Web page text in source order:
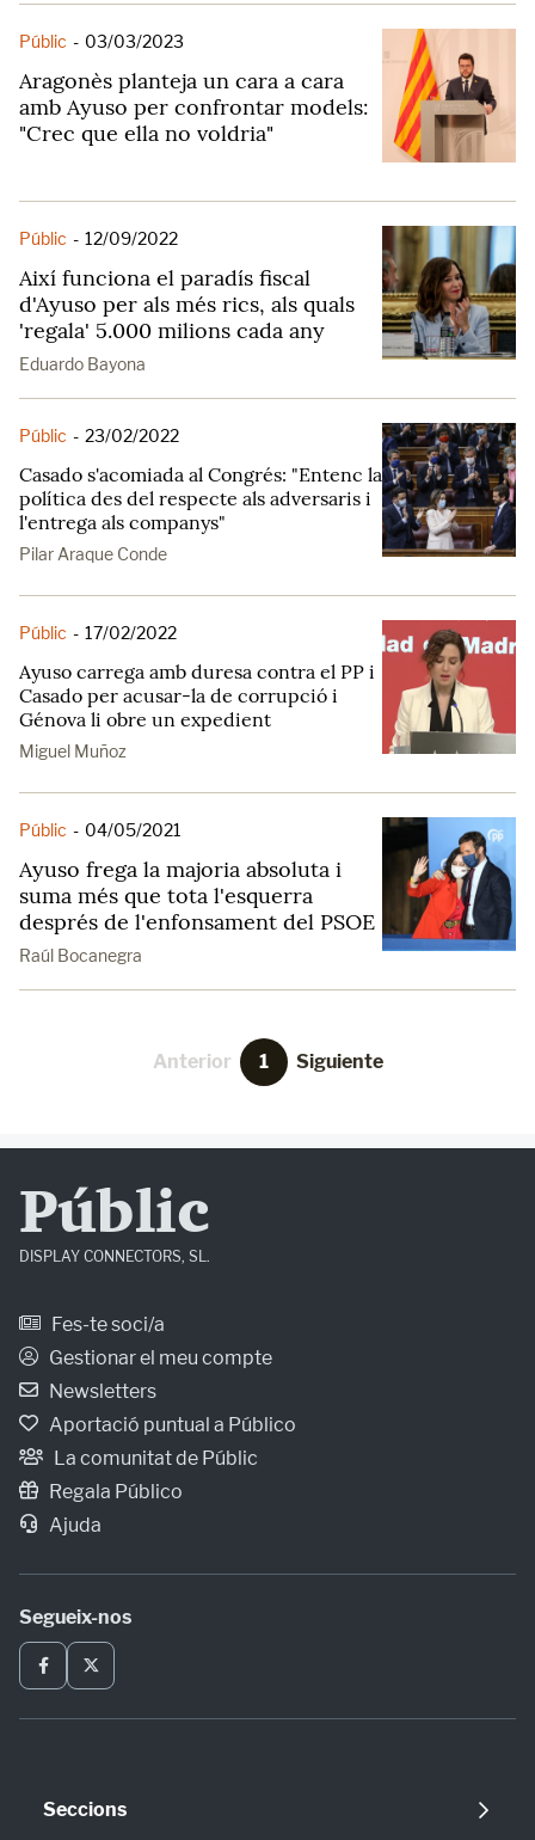
Públic - 03/03/2023
Aragonès planteja un cara a cara
amb Ayuso per confrontar models:
"Crec que ella no voldria"
Públic - 12/09/2022
Així funciona el paradís fiscal
d'Ayuso per als més rics, als quals
'regala' 5.000 milions cada any
Eduardo Bayona
Públic - 23/02/2022
Casado s'acomiada al Congrés: "Entenc la
política des del respecte als adversaris i
l'entrega als companys"
Pilar Araque Conde
Públic - 17/02/2022
Ayuso carrega amb duresa contra el PP i
Casado per acusar-la de corrupció i
Génova li obre un expedient
Miguel Muñoz
Públic - 04/05/2021
Ayuso frega la majoria absoluta i
suma més que tota l'esquerra
després de l'enfonsament del PSOE
Raúl Bocanegra
Anterior 1 Siguiente
Públic
DISPLAY CONNECTORS, SL.
Fes-te soci/a
Gestionar el meu compte
Newsletters
Aportació puntual a Público
La comunitat de Públic
Regala Público
Ajuda
Segueix-nos
Seccions